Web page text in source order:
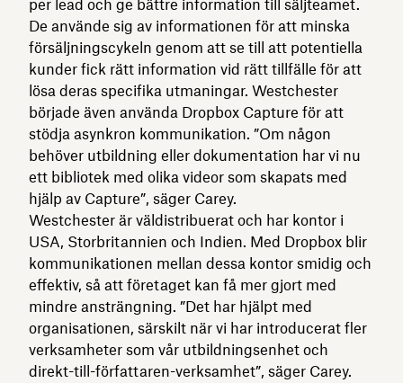
per lead och ge bättre information till säljteamet.
De använde sig av informationen för att minska
försäljningscykeln genom att se till att potentiella
kunder fick rätt information vid rätt tillfälle för att
lösa deras specifika utmaningar. Westchester
började även använda Dropbox Capture för att
stödja asynkron kommunikation. ”Om någon
behöver utbildning eller dokumentation har vi nu
ett bibliotek med olika videor som skapats med
hjälp av Capture”, säger Carey.
Westchester är väldistribuerat och har kontor i
USA, Storbritannien och Indien. Med Dropbox blir
kommunikationen mellan dessa kontor smidig och
effektiv, så att företaget kan få mer gjort med
mindre ansträngning. ”Det har hjälpt med
organisationen, särskilt när vi har introducerat fler
verksamheter som vår utbildningsenhet och
direkt-till-författaren-verksamhet”, säger Carey.